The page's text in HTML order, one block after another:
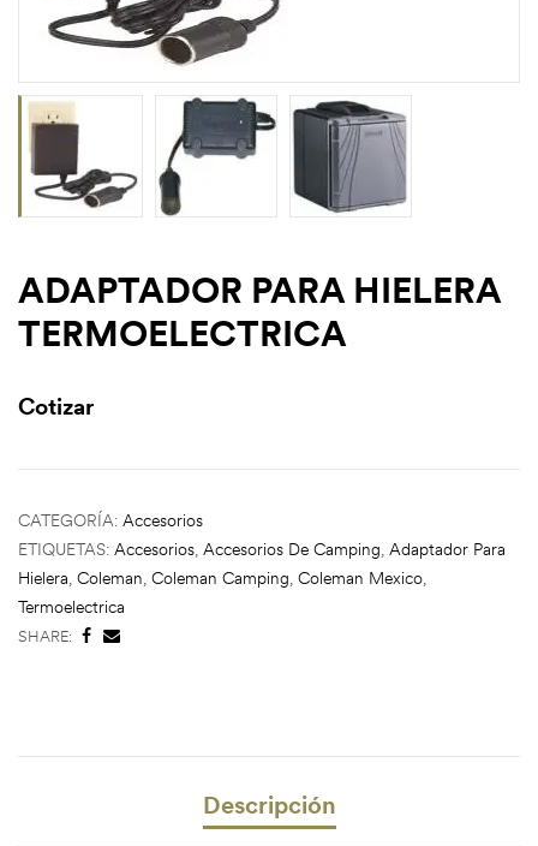
ADAPTADOR PARA HIELERA
TERMOELECTRICA
Cotizar
CATEGORÍA: Accesorios
ETIQUETAS: Accesorios, Accesorios De Camping, Adaptador Para
Hielera, Coleman, Coleman Camping, Coleman Mexico,
Termoelectrica
SHARE:
Descripción